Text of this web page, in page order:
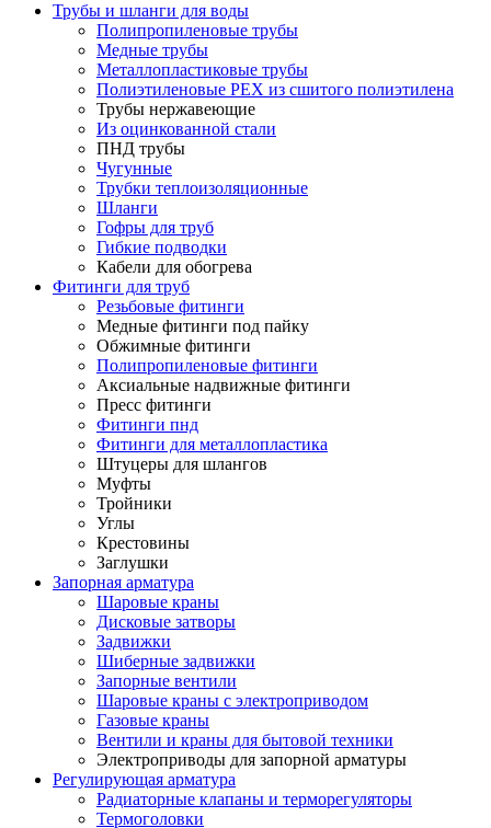
Трубы и шланги для воды
Полипропиленовые трубы
Медные трубы
Металлопластиковые трубы
Полиэтиленовые PEX из сшитого полиэтилена
Трубы нержавеющие
Из оцинкованной стали
ПНД трубы
Чугунные
Трубки теплоизоляционные
Шланги
Гофры для труб
Гибкие подводки
Кабели для обогрева
Фитинги для труб
Резьбовые фитинги
Медные фитинги под пайку
Обжимные фитинги
Полипропиленовые фитинги
Аксиальные надвижные фитинги
Пресс фитинги
Фитинги пнд
Фитинги для металлопластика
Штуцеры для шлангов
Муфты
Тройники
Углы
Крестовины
Заглушки
Запорная арматура
Шаровые краны
Дисковые затворы
Задвижки
Шиберные задвижки
Запорные вентили
Шаровые краны с электроприводом
Газовые краны
Вентили и краны для бытовой техники
Электроприводы для запорной арматуры
Регулирующая арматура
Радиаторные клапаны и терморегуляторы
Термоголовки